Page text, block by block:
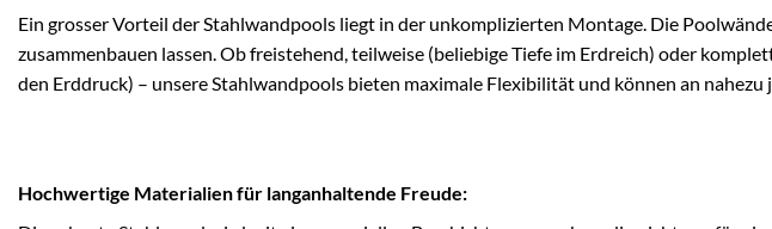
Ein grosser Vorteil der Stahlwandpools liegt in der unkomplizierten Montage. Die
zusammenbauen lassen. Ob freistehend, teilweise (beliebige Tiefe im Erdreich) oder
den Erddruck) – unsere Stahlwandpools bieten maximale Flexibilität und können an
Hochwertige Materialien für langanhaltende Freude: